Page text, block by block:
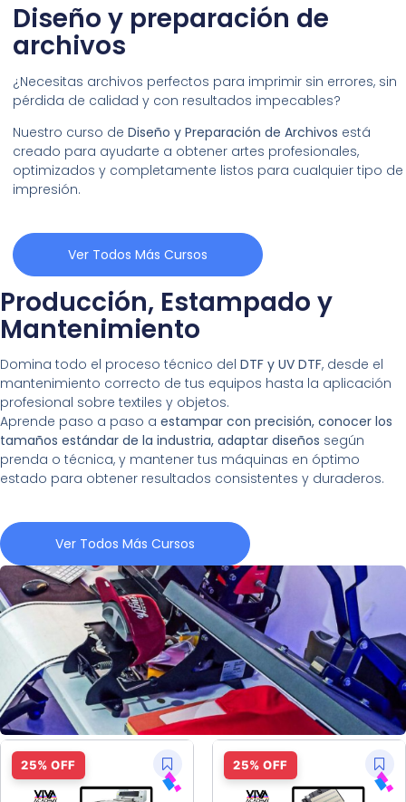
Diseño y preparación de
archivos
¿Necesitas archivos perfectos para imprimir sin errores, sin
pérdida de calidad y con resultados impecables?
Nuestro curso de Diseño y Preparación de Archivos está
creado para ayudarte a obtener artes profesionales,
optimizados y completamente listos para cualquier tipo de
impresión.
Ver Todos Más Cursos
Producción, Estampado y
Mantenimiento
Domina todo el proceso técnico del DTF y UV DTF, desde el
mantenimiento correcto de tus equipos hasta la aplicación
profesional sobre textiles y objetos.
Aprende paso a paso a estampar con precisión, conocer los
tamaños estándar de la industria, adaptar diseños según
prenda o técnica, y mantener tus máquinas en óptimo
estado para obtener resultados consistentes y duraderos.
Ver Todos Más Cursos